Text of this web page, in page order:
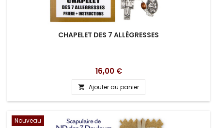
CHAPELET DES 7 ALLÉGRESSES
Prix
16,00 €
 Ajouter au panier
Nouveau